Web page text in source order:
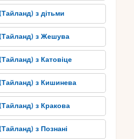
спокoj та гостинний народ
Паттайї особливий шарм.
ресторанчиків, де можна
таїландську кухню і
пангасусом або супом
це мрія для тих, хто любить
шалене веселощі.
Рай для
з дітьми
з Жешува
з Катовіце
з Кишинева
з Кракова
з Познані